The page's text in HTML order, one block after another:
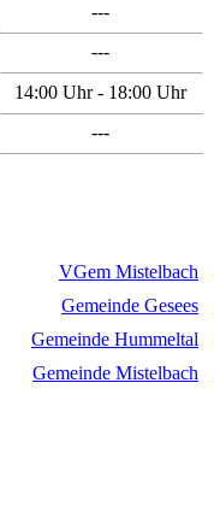
---
---
14:00 Uhr - 18:00 Uhr
---
VGem Mistelbach
Gemeinde Gesees
Gemeinde Hummeltal
Gemeinde Mistelbach